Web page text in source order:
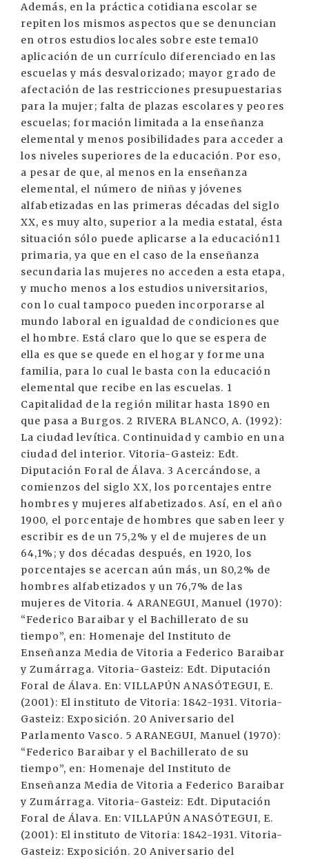
Además, en la práctica cotidiana escolar se
repiten los mismos aspectos que se denuncian
en otros estudios locales sobre este tema10
aplicación de un currículo diferenciado en las
escuelas y más desvalorizado; mayor grado de
afectación de las restricciones presupuestarias
para la mujer; falta de plazas escolares y peores
escuelas; formación limitada a la enseñanza
elemental y menos posibilidades para acceder a
los niveles superiores de la educación. Por eso,
a pesar de que, al menos en la enseñanza
elemental, el número de niñas y jóvenes
alfabetizadas en las primeras décadas del siglo
XX, es muy alto, superior a la media estatal, ésta
situación sólo puede aplicarse a la educación11
primaria, ya que en el caso de la enseñanza
secundaria las mujeres no acceden a esta etapa,
y mucho menos a los estudios universitarios,
con lo cual tampoco pueden incorporarse al
mundo laboral en igualdad de condiciones que
el hombre. Está claro que lo que se espera de
ella es que se quede en el hogar y forme una
familia, para lo cual le basta con la educación
elemental que recibe en las escuelas. 1
Capitalidad de la región militar hasta 1890 en
que pasa a Burgos. 2 RIVERA BLANCO, A. (1992):
La ciudad levítica. Continuidad y cambio en una
ciudad del interior. Vitoria-Gasteiz: Edt.
Diputación Foral de Álava. 3 Acercándose, a
comienzos del siglo XX, los porcentajes entre
hombres y mujeres alfabetizados. Así, en el año
1900, el porcentaje de hombres que saben leer y
escribir es de un 75,2% y el de mujeres de un
64,1%; y dos décadas después, en 1920, los
porcentajes se acercan aún más, un 80,2% de
hombres alfabetizados y un 76,7% de las
mujeres de Vitoria. 4 ARANEGUI, Manuel (1970):
“Federico Baraibar y el Bachillerato de su
tiempo”, en: Homenaje del Instituto de
Enseñanza Media de Vitoria a Federico Baraibar
y Zumárraga. Vitoria-Gasteiz: Edt. Diputación
Foral de Álava. En: VILLAPÚN ANASÓTEGUI, E.
(2001): El instituto de Vitoria: 1842-1931. Vitoria-
Gasteiz: Exposición. 20 Aniversario del
Parlamento Vasco. 5 ARANEGUI, Manuel (1970):
“Federico Baraibar y el Bachillerato de su
tiempo”, en: Homenaje del Instituto de
Enseñanza Media de Vitoria a Federico Baraibar
y Zumárraga. Vitoria-Gasteiz: Edt. Diputación
Foral de Álava. En: VILLAPÚN ANASÓTEGUI, E.
(2001): El instituto de Vitoria: 1842-1931. Vitoria-
Gasteiz: Exposición. 20 Aniversario del